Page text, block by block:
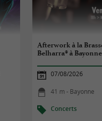
Afterwork à la
Belharra® à Bayonne
07/08/2026
41 m - Bayonne
Concerts